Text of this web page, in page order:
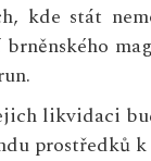
kde stát
likvidaci
prostředků